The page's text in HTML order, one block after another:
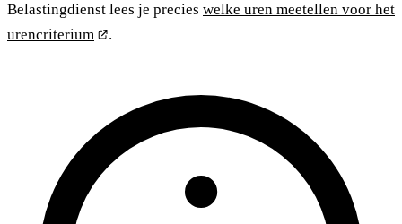
Belastingdienst lees je precies welke uren meetellen voor het
urencriterium
.